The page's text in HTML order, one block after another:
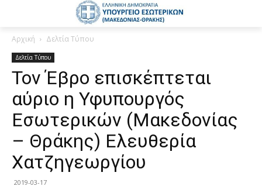
Αρχική Δελτία Τύπου
Δελτία Τύπου
Τον Έβρο επισκέπτεται
αύριο η Υφυπουργός
Εσωτερικών (Μακεδονίας
– Θράκης) Ελευθερία
Χατζηγεωργίου
2019-03-17